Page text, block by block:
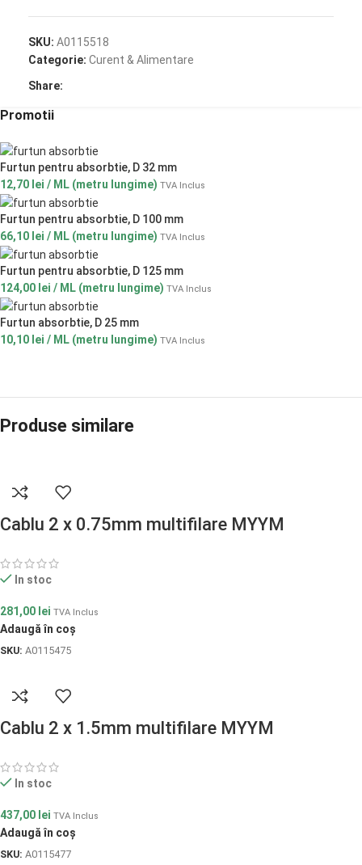
SKU: A0115518
Categorie: Curent & Alimentare
Share:
Promotii
Furtun pentru absorbtie, D 32 mm
12,70 lei / ML (metru lungime) TVA Inclus
Furtun pentru absorbtie, D 100 mm
66,10 lei / ML (metru lungime) TVA Inclus
Furtun pentru absorbtie, D 125 mm
124,00 lei / ML (metru lungime) TVA Inclus
Furtun absorbtie, D 25 mm
10,10 lei / ML (metru lungime) TVA Inclus
Produse similare
Cablu 2 x 0.75mm multifilare MYYM
In stoc
281,00 lei TVA Inclus
Adaugă în coș
SKU: A0115475
Cablu 2 x 1.5mm multifilare MYYM
In stoc
437,00 lei TVA Inclus
Adaugă în coș
SKU: A0115477